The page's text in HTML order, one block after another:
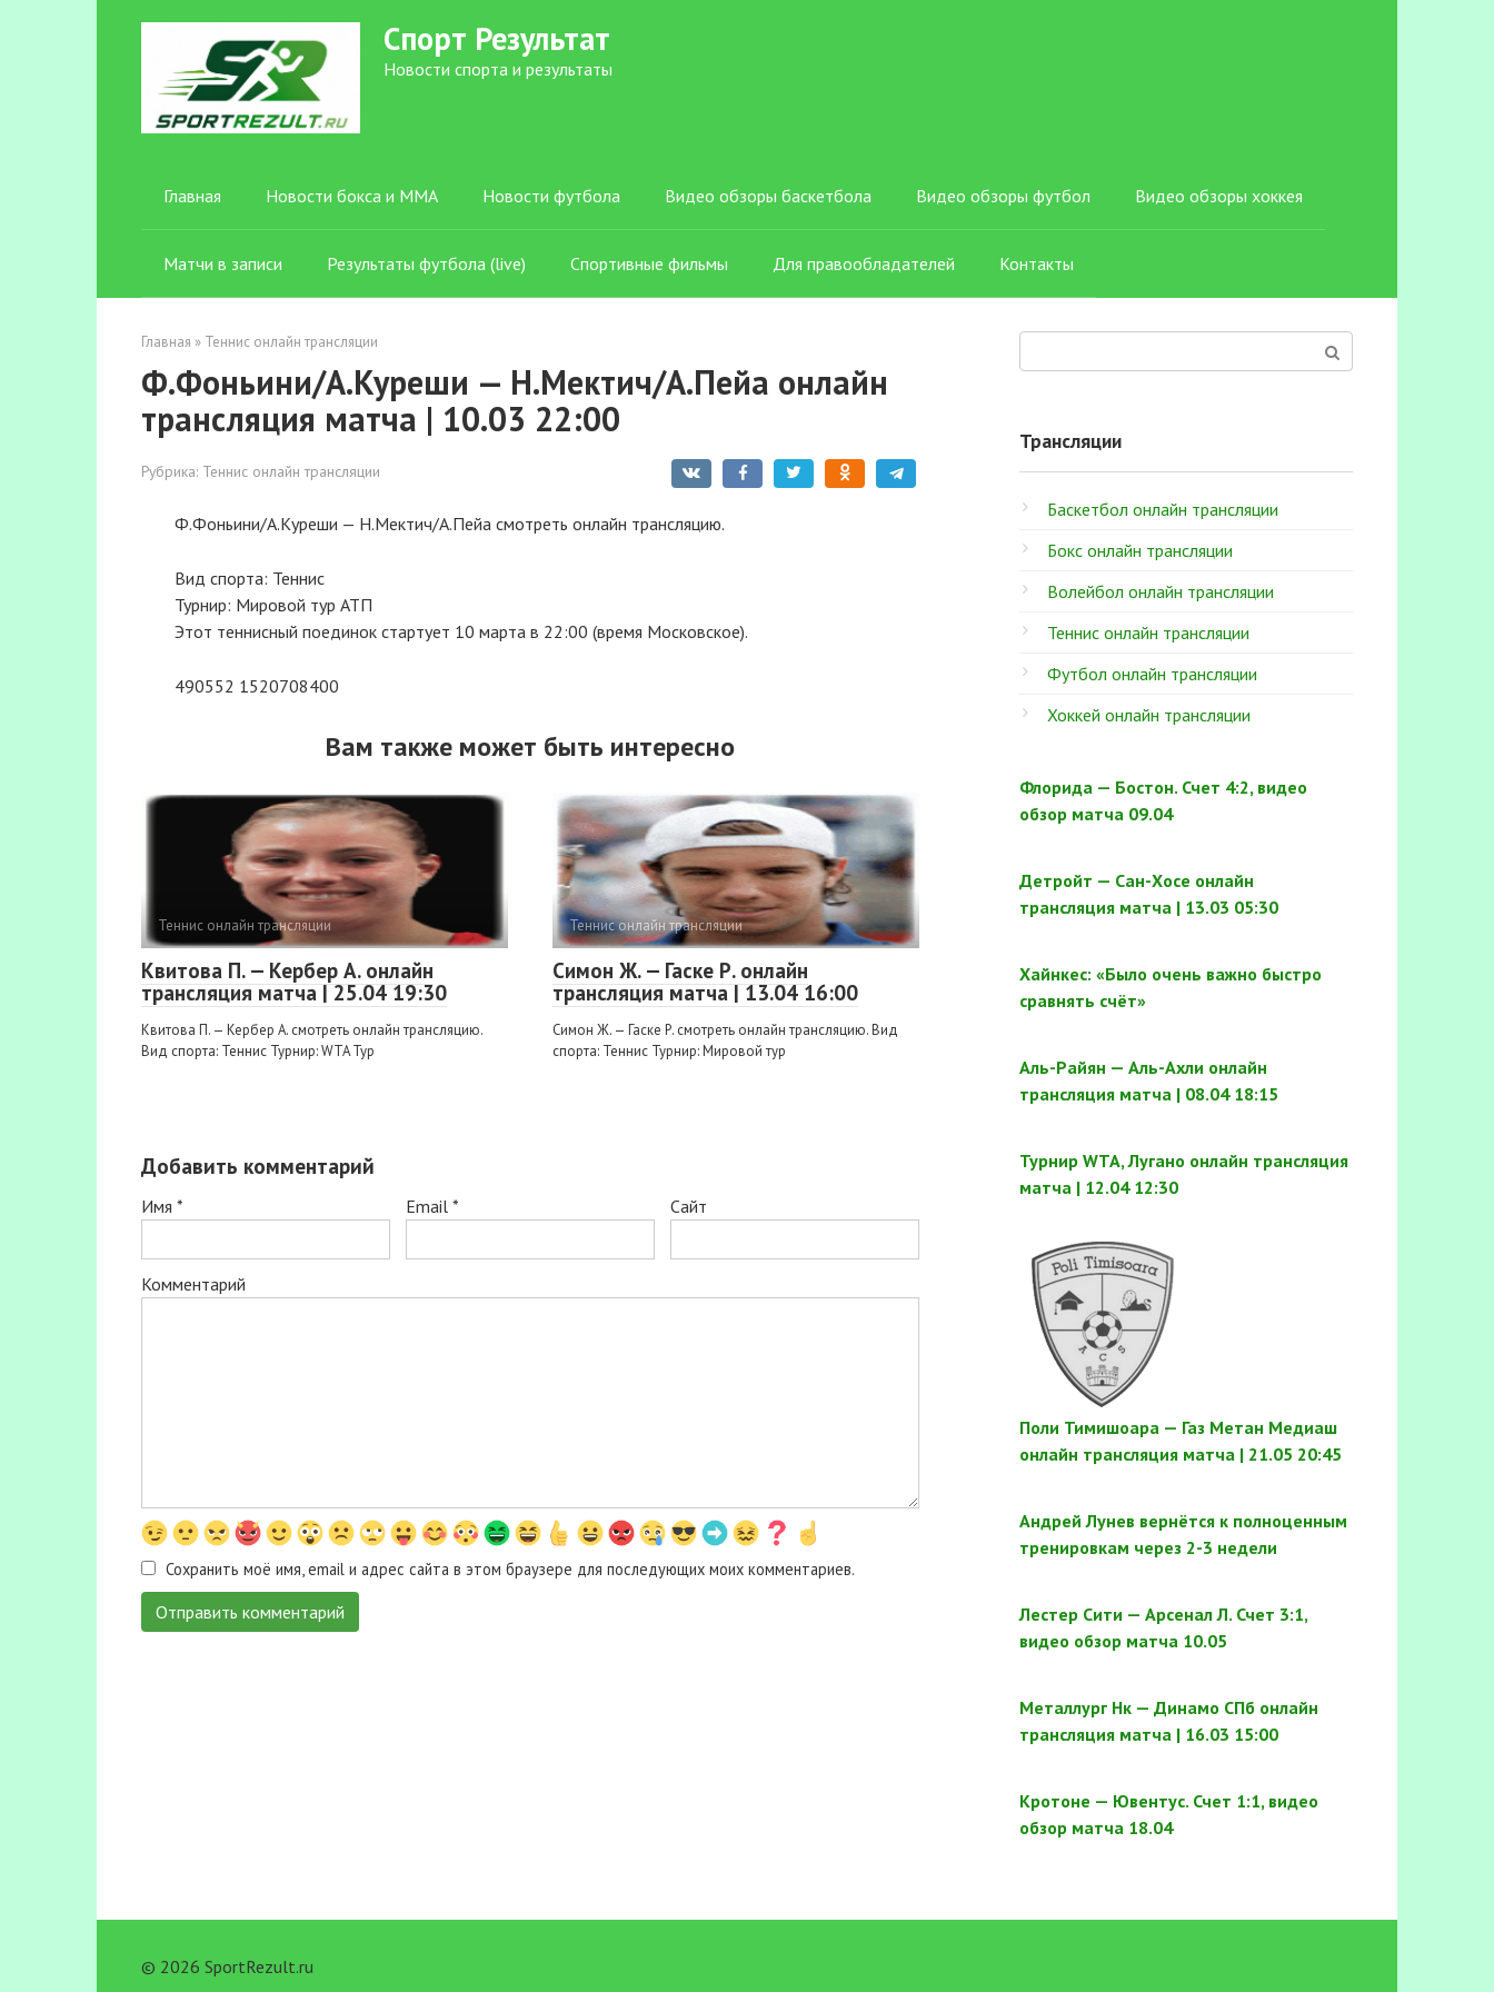
Спорт Результат
Новости спорта и результаты
Главная Новости бокса и ММА Новости футбола Видео обзоры баскетбола Видео обзоры футбол Видео обзоры хоккея
Матчи в записи Результаты футбола (live) Спортивные фильмы Для правообладателей Контакты
Главная » Теннис онлайн трансляции
Ф.Фоньини/А.Куреши — Н.Мектич/А.Пейа онлайн
трансляция матча | 10.03 22:00
Рубрика: Теннис онлайн трансляции
Ф.Фоньини/А.Куреши — Н.Мектич/А.Пейа смотреть онлайн трансляцию.
Вид спорта: Теннис
Турнир: Мировой тур АТП
Этот теннисный поединок стартует 10 марта в 22:00 (время Московское).
490552 1520708400
Вам также может быть интересно
Теннис онлайн трансляции
Квитова П. — Кербер А. онлайн
трансляция матча | 25.04 19:30
Квитова П. — Кербер А. смотреть онлайн трансляцию.
Вид спорта: Теннис Турнир: WTA Тур
Теннис онлайн трансляции
Симон Ж. — Гаске Р. онлайн
трансляция матча | 13.04 16:00
Симон Ж. — Гаске Р. смотреть онлайн трансляцию. Вид
спорта: Теннис Турнир: Мировой тур
Добавить комментарий
Имя * Email * Сайт
Комментарий
Сохранить моё имя, email и адрес сайта в этом браузере для последующих моих комментариев.
Трансляции
Баскетбол онлайн трансляции
Бокс онлайн трансляции
Волейбол онлайн трансляции
Теннис онлайн трансляции
Футбол онлайн трансляции
Хоккей онлайн трансляции
Флорида — Бостон. Счет 4:2, видео
обзор матча 09.04
Детройт — Сан-Хосе онлайн
трансляция матча | 13.03 05:30
Хайнкес: «Было очень важно быстро
сравнять счёт»
Аль-Райян — Аль-Ахли онлайн
трансляция матча | 08.04 18:15
Турнир WTA, Лугано онлайн трансляция
матча | 12.04 12:30
Поли Тимишоара — Газ Метан Медиаш
онлайн трансляция матча | 21.05 20:45
Андрей Лунев вернётся к полноценным
тренировкам через 2-3 недели
Лестер Сити — Арсенал Л. Счет 3:1,
видео обзор матча 10.05
Металлург Нк — Динамо СПб онлайн
трансляция матча | 16.03 15:00
Кротоне — Ювентус. Счет 1:1, видео
обзор матча 18.04
© 2026 SportRezult.ru